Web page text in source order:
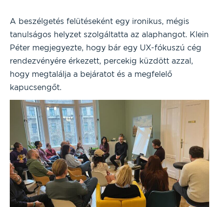
A beszélgetés felütéseként egy ironikus, mégis
tanulságos helyzet szolgáltatta az alaphangot. Klein
Péter megjegyezte, hogy bár egy UX-fókuszú cég
rendezvényére érkezett, percekig küzdött azzal,
hogy megtalálja a bejáratot és a megfelelő
kapucsengőt.